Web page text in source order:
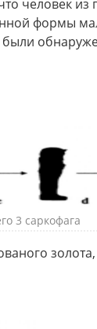
человек
формы
3 саркофага
золота,